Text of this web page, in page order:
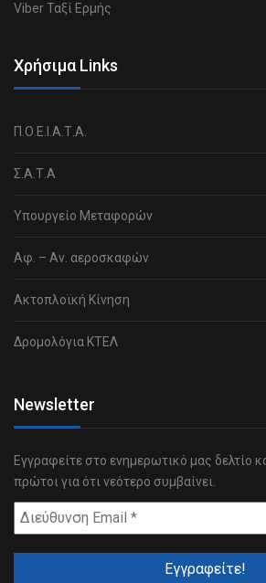
Viber Ταξί Ερμής
Χρήσιμα Links
Π.Ο.Ε.Ι.Α.Τ.Α.
Σ.Α.Τ.Α
Υπουργείο Μεταφορών
Αφ. – Αν. αεροσκαφών
Ακτοπλοϊκή Κίνηση
Δρομολόγια ΚΤΕΛ
Newsletter
Εγγραφείτε στο ενημερωτικό μας δελτίο
πρώτοι για ότι νεότερο συμβαίνει.